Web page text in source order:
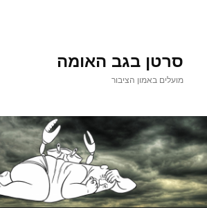
סרטן בגב האומה
מועלים באמון הציבור